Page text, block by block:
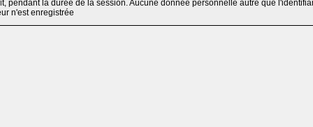
pendant la durée de la session. Aucune donnée personnelle autre que
n'est enregistrée